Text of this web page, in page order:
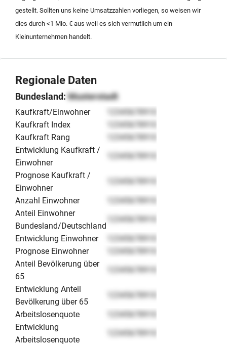
gestellt. Sollten uns keine Umsatzzahlen vorliegen, so weisen wir
dies durch <1 Mio. € aus weil es sich vermutlich um ein
Kleinunternehmen handelt.
Regionale Daten
Bundesland:Musterstadt
Kaufkraft/Einwohner
12345678910
Kaufkraft Index
12345678910
Kaufkraft Rang
12345678910
Entwicklung Kaufkraft /
Einwohner
12345678910
Prognose Kaufkraft /
Einwohner
12345678910
Anzahl Einwohner
12345678910
Anteil Einwohner
Bundesland/Deutschland
12345678910
Entwicklung Einwohner
12345678910
Prognose Einwohner
12345678910
Anteil Bevölkerung über
65
12345678910
Entwicklung Anteil
Bevölkerung über 65
12345678910
Arbeitslosenquote
12345678910
Entwicklung
Arbeitslosenquote
12345678910